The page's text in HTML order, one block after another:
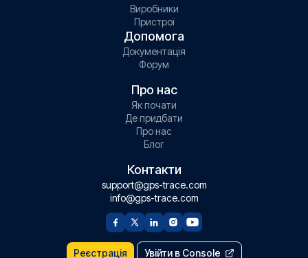
Виробники
Пристрої
Допомога
Документація
Форум
Про нас
Як почати
Де придбати
Про нас
Блог
Контакти
support@gps-trace.com
info@gps-trace.com
Реєстрація Увійти в Console